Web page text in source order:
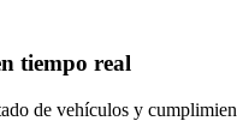
tiempo real
de vehículos y